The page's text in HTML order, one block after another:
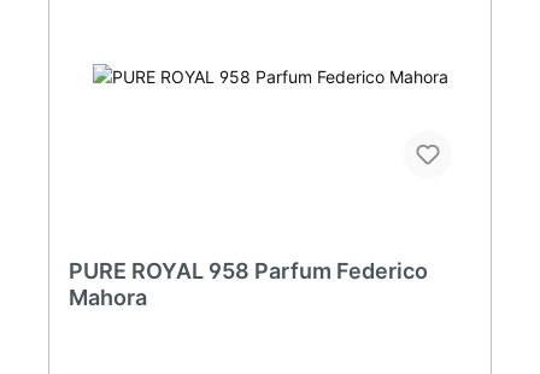
PURE ROYAL 958 Parfum Federico
Mahora